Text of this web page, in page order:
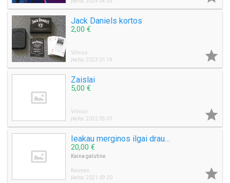
Jack Daniels kortos
2,00 €
Vilnius
Įkelta: 2023 01 14

Zaislai
5,00 €
Vilnius
Įkelta: 2022 05 01

Ieakau merginos ilgai draugystei
20,00 €
Kaina galutinė
Kaunas
Įkelta: 2021 09 20
